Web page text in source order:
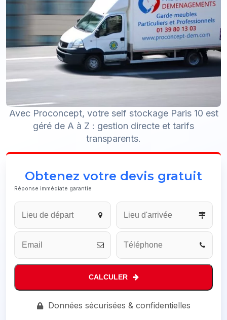
Avec Proconcept, votre self stockage Paris 10 est
géré de A à Z : gestion directe et tarifs
transparents.
Obtenez votre devis gratuit
Réponse immédiate garantie
CALCULER
Données sécurisées & confidentielles